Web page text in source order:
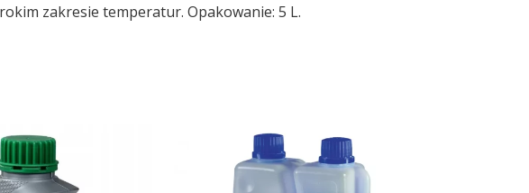
zakresie temperatur. Opakowanie: 5 L.